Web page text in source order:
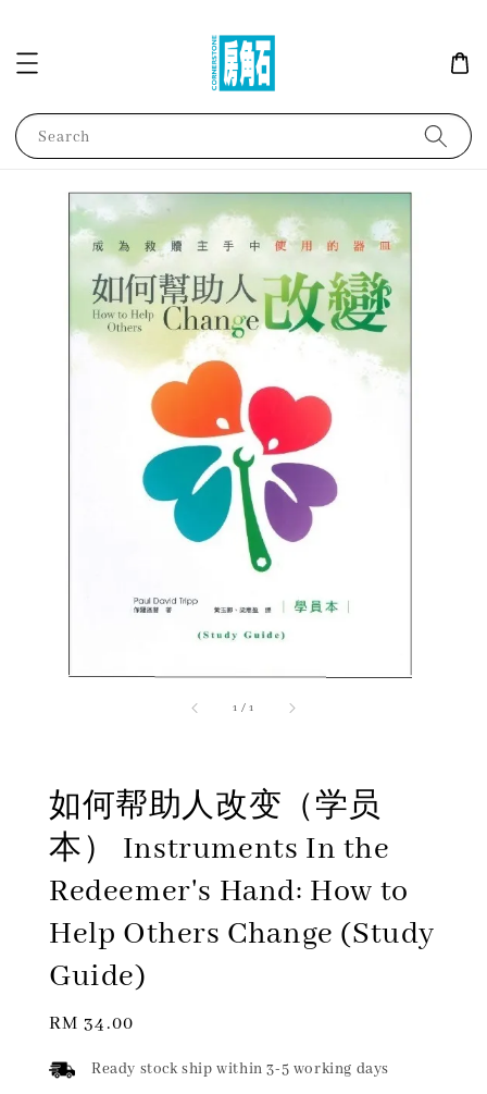
Search
1 /1
如何帮助人改变（学员
本） Instruments In the
Redeemer's Hand: How to
Help Others Change (Study
Guide)
Regular
RM 34.00
Ready stock ship within 3-5 working days